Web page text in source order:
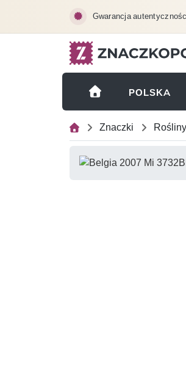
Gwarancja
POLSKA
Znaczki